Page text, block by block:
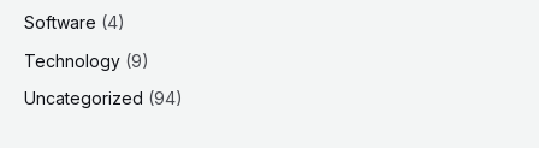
Software (4)
Technology (9)
Uncategorized (94)